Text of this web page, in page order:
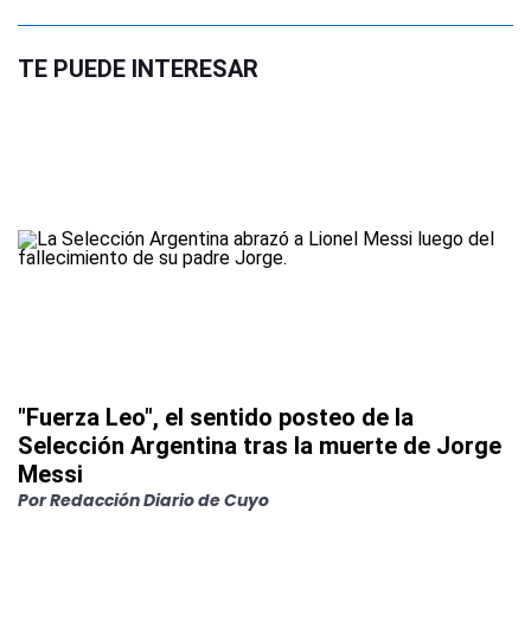
TE PUEDE INTERESAR
"Fuerza Leo", el sentido posteo de la
Selección Argentina tras la muerte de Jorge
Messi
PorRedacción Diario de Cuyo